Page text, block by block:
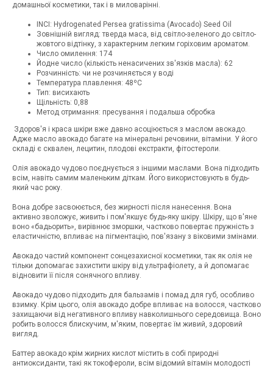
домашньої косметики, так і в миловарінні.
INCI: Hydrogenated Persea gratissima (Avocado) Seed Oil
Зовнішній вигляд: тверда маса, від світло-зеленого до світло-
жовтого відтінку, з характерним легким горіховим ароматом.
Число омилення: 174
Йодне число (кількість ненасичених зв'язків масла): 62
Розчинність: чи не розчиняється у воді
Температура плавлення: 48ºС
Тип: висихають
Щільність: 0,88
Метод отримання: пресування і подальша обробка
Здоров'я і краса шкіри вже давно асоціюється з маслом авокадо.
Адже масло авокадо багате на мінеральні речовини, вітаміни. У його
складі є сквален, лецитин, плодові екстракти, фітостероли.
Олія авокадо чудово поєднується з іншими маслами. Вона підходить
всім, навіть самим маленьким діткам. Його використовують в будь-
який час року.
Вона добре засвоюється, без жирності після нанесення. Вона
активно зволожує, живить і пом'якшує будь-яку шкіру. Шкіру, що в'яне
воно «бадьорить», вирівнює зморшки, частково повертає пружність з
еластичністю, впливає на пігментацію, пов'язану з віковими змінами.
Авокадо частий компонент сонцезахисної косметики, так як олія не
тільки допомагає захистити шкіру від ультрафіолету, а й допомагає
відновити її після сонячного впливу.
Авокадо чудово підходить для бальзамів і помад для губ, особливо
взимку. Крім цього, олія авокадо добре впливає на волосся, частково
захищаючи від негативного впливу навколишнього середовища. Воно
робить волосся блискучим, м'яким, повертає їм живий, здоровий
вигляд.
Баттер авокадо крім жирних кислот містить в собі природні
антиоксиданти, такі як токофероли, всім відомий вітамін молодості